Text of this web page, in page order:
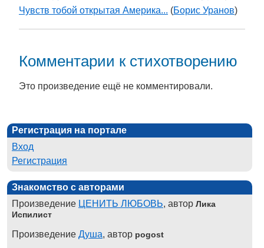
Чувств тобой открытая Америка... (Борис Уранов)
Комментарии к стихотворению
Это произведение ещё не комментировали.
Регистрация на портале
Вход
Регистрация
Знакомство с авторами
Произведение ЦЕНИТЬ ЛЮБОВЬ, автор Лика
Испилист
Произведение Душа, автор pogost